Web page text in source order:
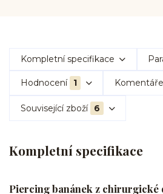
Kompletní specifikace
Hodnocení 1 Komentáře
Související zboží 6
Kompletní specifikace
Piercing banánek z chirurgické